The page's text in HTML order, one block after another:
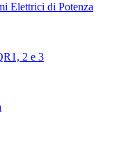
Elettrici di Potenza
2 e 3